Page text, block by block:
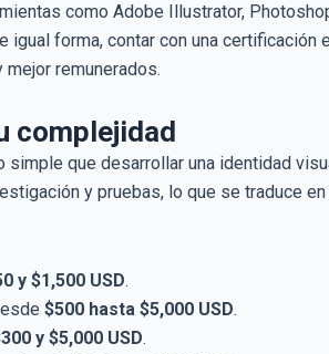
como Adobe Illustrator,
forma, contar con una
remunerados.
complejidad
que desarrollar una identidad
y pruebas, lo que se traduce
y $1,500 USD.
$500 hasta $5,000 USD.
y $5,000 USD.